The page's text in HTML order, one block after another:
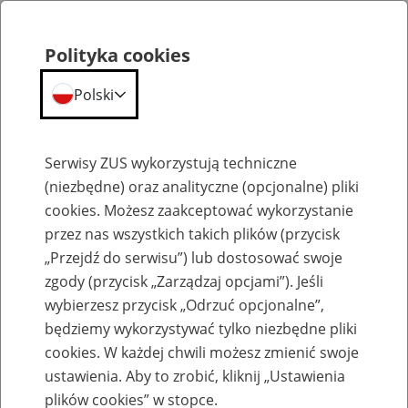
Aktualności
Liczba ubezpieczonych cudzoziemców
stale rośnie
Polityka cookies
Polski
Serwisy ZUS wykorzystują techniczne
(niezbędne) oraz analityczne (opcjonalne) pliki
cookies. Możesz zaakceptować wykorzystanie
przez nas wszystkich takich plików (przycisk
„Przejdź do serwisu”) lub dostosować swoje
zgody (przycisk „Zarządzaj opcjami”). Jeśli
wybierzesz przycisk „Odrzuć opcjonalne”,
będziemy wykorzystywać tylko niezbędne pliki
cookies. W każdej chwili możesz zmienić swoje
ustawienia. Aby to zrobić, kliknij „Ustawienia
plików cookies” w stopce.